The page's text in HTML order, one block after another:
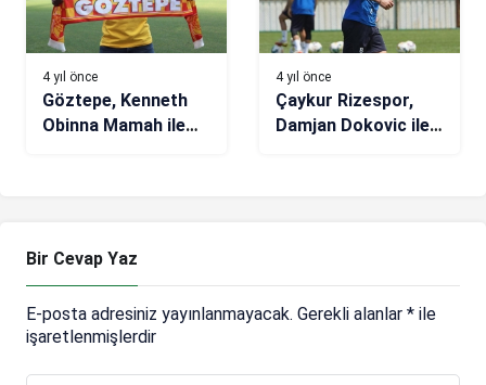
4 yıl önce
Göztepe, Kenneth
Obinna Mamah ile
4 yıl önce
Çaykur Rizespor,
Damjan Dokovic ile
Bir Cevap Yaz
E-posta adresiniz yayınlanmayacak. Gerekli alanlar * ile
işaretlenmişlerdir